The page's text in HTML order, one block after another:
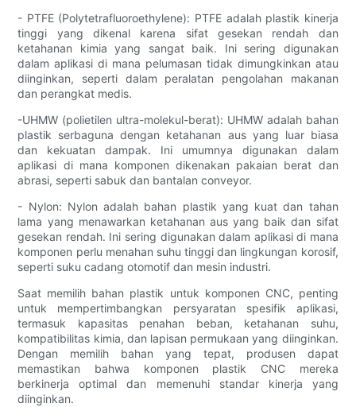
- PTFE (Polytetrafluoroethylene): PTFE adalah plastik kinerja
tinggi yang dikenal karena sifat gesekan rendah dan
ketahanan kimia yang sangat baik. Ini sering digunakan
dalam aplikasi di mana pelumasan tidak dimungkinkan atau
diinginkan, seperti dalam peralatan pengolahan makanan
dan perangkat medis.
-UHMW (polietilen ultra-molekul-berat): UHMW adalah bahan
plastik serbaguna dengan ketahanan aus yang luar biasa
dan kekuatan dampak. Ini umumnya digunakan dalam
aplikasi di mana komponen dikenakan pakaian berat dan
abrasi, seperti sabuk dan bantalan conveyor.
- Nylon: Nylon adalah bahan plastik yang kuat dan tahan
lama yang menawarkan ketahanan aus yang baik dan sifat
gesekan rendah. Ini sering digunakan dalam aplikasi di mana
komponen perlu menahan suhu tinggi dan lingkungan korosif,
seperti suku cadang otomotif dan mesin industri.
Saat memilih bahan plastik untuk komponen CNC, penting
untuk mempertimbangkan persyaratan spesifik aplikasi,
termasuk kapasitas penahan beban, ketahanan suhu,
kompatibilitas kimia, dan lapisan permukaan yang diinginkan.
Dengan memilih bahan yang tepat, produsen dapat
memastikan bahwa komponen plastik CNC mereka
berkinerja optimal dan memenuhi standar kinerja yang
diinginkan.